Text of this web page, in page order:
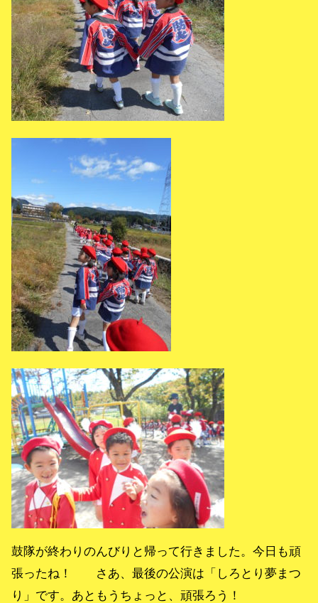
鼓隊が終わりのんびりと帰って行きました。今日も頑
張ったね！ さあ、最後の公演は「しろとり夢まつ
り」です。あともうちょっと、頑張ろう！